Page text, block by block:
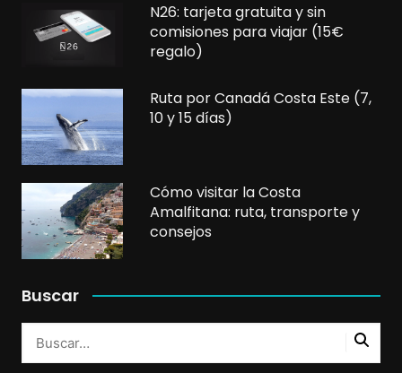
N26: tarjeta gratuita y sin
comisiones para viajar (15€
regalo)
Ruta por Canadá Costa Este (7,
10 y 15 días)
Cómo visitar la Costa
Amalfitana: ruta, transporte y
consejos
Buscar